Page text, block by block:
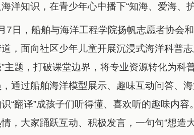
洋知识，在青少年心中播下“知海、爱海、护
7日，船舶与海洋工程学院扬帆志愿者协会
，面向社区少年儿童开展沉浸式海洋科普
主题，打破课堂边界，将专业资源转化为科
通过船舶海洋模型展示、趣味互动问答、
“翻译”成孩子们听得懂、喜欢听的趣味内
，大家踊跃互动、积极发言，一句句“想造